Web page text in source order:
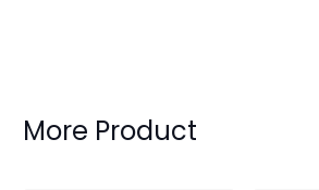
More Product